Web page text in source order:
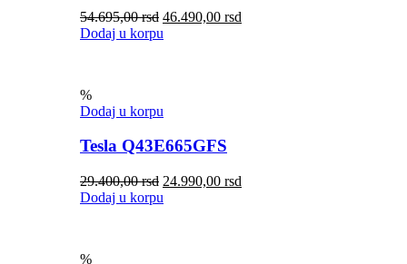
54.695,00rsd 46.490,00 rsd
Dodaj u korpu
%
Dodaj u korpu
Tesla Q43E665GFS
29.400,00rsd 24.990,00 rsd
Dodaj u korpu
%